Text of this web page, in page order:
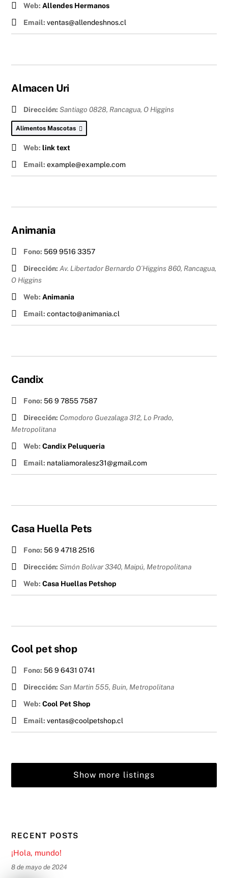
Web: Allendes Hermanos
Email: ventas@allendeshnos.cl
Almacen Uri
Dirección: Santiago 0828, Rancagua, O Higgins
Alimentos Mascotas
Web: link text
Email: example@example.com
Animania
Fono: 569 9516 3357
Dirección: Av. Libertador Bernardo O´Higgins 860, Rancagua,
O Higgins
Web: Animania
Email: contacto@animania.cl
Candix
Fono: 56 9 7855 7587
Dirección: Comodoro Guezalaga 312, Lo Prado,
Metropolitana
Web: Candix Peluqueria
Email: nataliamoralesz31@gmail.com
Casa Huella Pets
Fono: 56 9 4718 2516
Dirección: Simón Bolívar 3340, Maipú, Metropolitana
Web: Casa Huellas Petshop
Cool pet shop
Fono: 56 9 6431 0741
Dirección: San Martin 555, Buin, Metropolitana
Web: Cool Pet Shop
Email: ventas@coolpetshop.cl
Show more listings
RECENT POSTS
¡Hola, mundo!
8 de mayo de 2024